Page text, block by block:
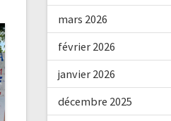
mars 2026
février 2026
janvier 2026
décembre 2025